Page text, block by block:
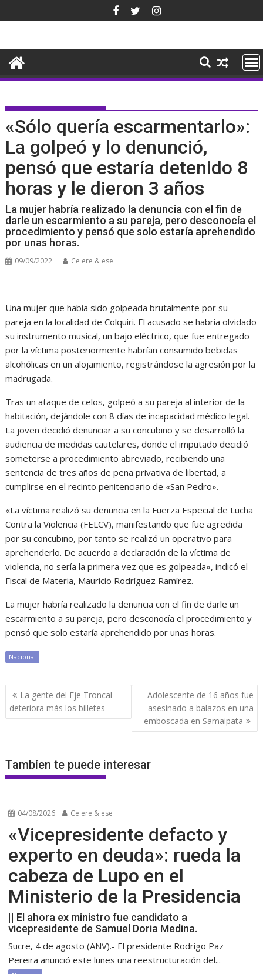
al
«Sólo quería escarmentarlo»:
La golpeó y lo denunció,
pensó que estaría detenido 8
horas y le dieron 3 años
La mujer habría realizado la denuncia con el fin de
darle un escarmiento a su pareja, pero desconocía el
procedimiento y pensó que solo estaría aprehendido
por unas horas.
09/09/2022 Ce ere & ese
Una mujer que había sido golpeada brutalmente por su
pareja en la localidad de Colquiri. El acusado se habría olvidado
su instrumento musical, un bajo eléctrico, que fue entregado
por la víctima posteriormente habrían consumido bebidas
alcohólicas en un alojamiento, registrándose la agresión por la
madrugada.
Tras un ataque de celos, golpeó a su pareja al interior de la
habitación, dejándole con 8 días de incapacidad médico legal.
La joven decidió denunciar a su concubino y se desarrolló la
audiencia de medidas cautelares, donde el imputado decidió
someterse a procedimiento abreviado, recibiendo una
sentencia de tres años de pena privativa de libertad, a
cumplirse en el recinto penitenciario de «San Pedro».
«La víctima realizó su denuncia en la Fuerza Especial de Lucha
Contra la Violencia (FELCV), manifestando que fue agredida
por su concubino, por tanto se realizó un operativo para
aprehenderlo. De acuerdo a declaración de la víctima de
violencia, no sería la primera vez que es golpeada», indicó el
Fiscal de Materia, Mauricio Rodríguez Ramírez.
La mujer habría realizado la denuncia con el fin de darle un
escarmiento a su pareja, pero desconocía el procedimiento y
pensó que solo estaría aprehendido por unas horas.
Nacional
Navegación
de
entradas
La gente del Eje Troncal
deteriora más los billetes
Adolescente de 16 años fue
asesinado a balazos en una
emboscada en Samaipata
Tambíen te puede interesar
04/08/2026 Ce ere & ese
«Vicepresidente defacto y
experto en deuda»: rueda la
cabeza de Lupo en el
Ministerio de la Presidencia
|| El ahora ex ministro fue candidato a
vicepresidente de Samuel Doria Medina.
Sucre, 4 de agosto (ANV).- El presidente Rodrigo Paz
Pereira anunció este lunes una reestructuración del...